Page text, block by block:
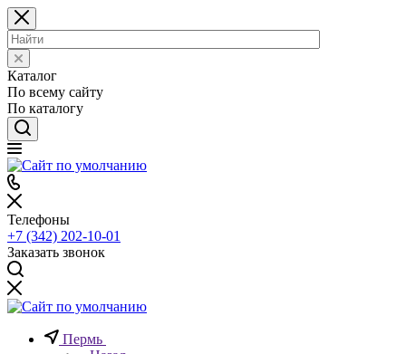
Каталог
По всему сайту
По каталогу
Телефоны
+7 (342) 202-10-01
Заказать звонок
Пермь